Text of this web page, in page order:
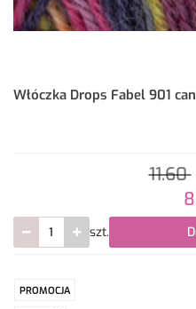
Włóczka Drops Fabel 901
11.60
szt.
PROMOCJA